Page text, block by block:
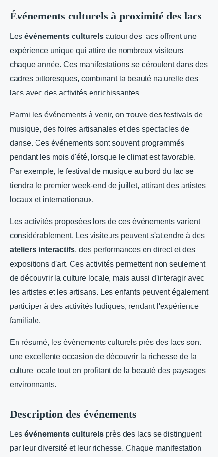
Événements culturels à proximité des lacs
Les événements culturels autour des lacs offrent une
expérience unique qui attire de nombreux visiteurs
chaque année. Ces manifestations se déroulent dans des
cadres pittoresques, combinant la beauté naturelle des
lacs avec des activités enrichissantes.
Parmi les événements à venir, on trouve des festivals de
musique, des foires artisanales et des spectacles de
danse. Ces événements sont souvent programmés
pendant les mois d'été, lorsque le climat est favorable.
Par exemple, le festival de musique au bord du lac se
tiendra le premier week-end de juillet, attirant des artistes
locaux et internationaux.
Les activités proposées lors de ces événements varient
considérablement. Les visiteurs peuvent s'attendre à des
ateliers interactifs , des performances en direct et des
expositions d'art. Ces activités permettent non seulement
de découvrir la culture locale, mais aussi d'interagir avec
les artistes et les artisans. Les enfants peuvent également
participer à des activités ludiques, rendant l'expérience
familiale.
En résumé, les événements culturels près des lacs sont
une excellente occasion de découvrir la richesse de la
culture locale tout en profitant de la beauté des paysages
environnants.
Description des événements
Les événements culturels près des lacs se distinguent
par leur diversité et leur richesse. Chaque manifestation